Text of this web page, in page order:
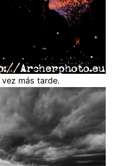
más tarde.